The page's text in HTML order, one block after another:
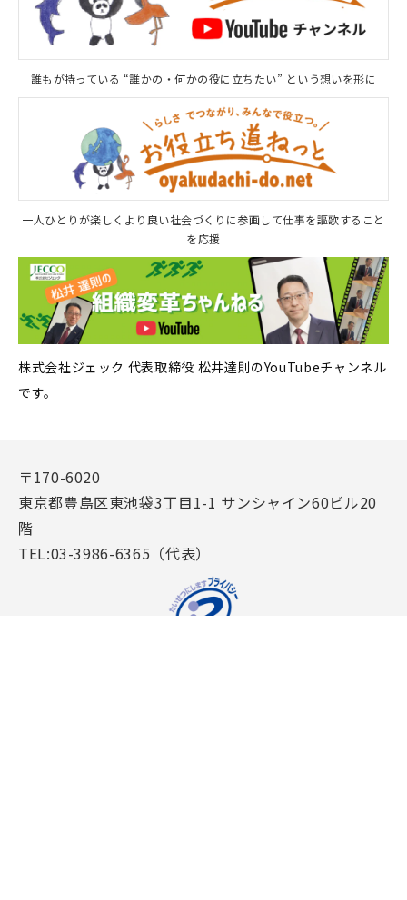
誰もが持っている “誰かの・何かの役に立ちたい” という想いを形に
一人ひとりが楽しくより良い社会づくりに参画して仕事を謳歌すること
を応援
株式会社ジェック 代表取締役 松井達則のYouTubeチャンネル
です。
〒170-6020
東京都豊島区東池袋3丁目1-1 サンシャイン60ビル20
階
TEL:03-3986-6365（代表）